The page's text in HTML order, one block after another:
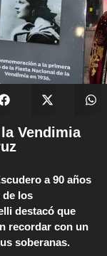
Vendimia
a 90 años
de los
destacó que
recordar con un
soberanas.